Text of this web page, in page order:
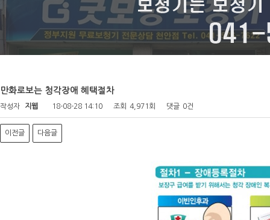
만화로보는 청각장애 혜택절차
작성자 지웹 18-08-28 14:10 조회 4,971회 댓글 0건
이전글 다음글